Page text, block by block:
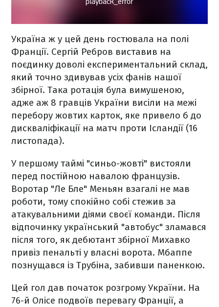
Україна ж у цей день гостювала на полі
Франції. Сергій Ребров виставив на
поєдинку доволі експериментальний склад,
який точно здивував усіх фанів нашої
збірної. Така ротація була вимушеною,
адже аж 8 гравців України висіли на межі
перебору жовтих карток, яке привело б до
дискваліфікації на матч проти Ісландії (16
листопада).
У першому таймі "синьо-жовті" вистояли
перед постійною навалою французів.
Воротар "Ле Бле" Меньян взагалі не мав
роботи, тому спокійно собі стежив за
атакувальними діями своєї команди. Після
відпочинку український "автобус" зламався
після того, як дебютант збірної Михавко
привіз пенальті у власні ворота. Мбаппе
познущався із Трубіна, забивши паненкою.
Цей гол дав початок розгрому України. На
76-й Олісе подвоїв перевагу Франції, а